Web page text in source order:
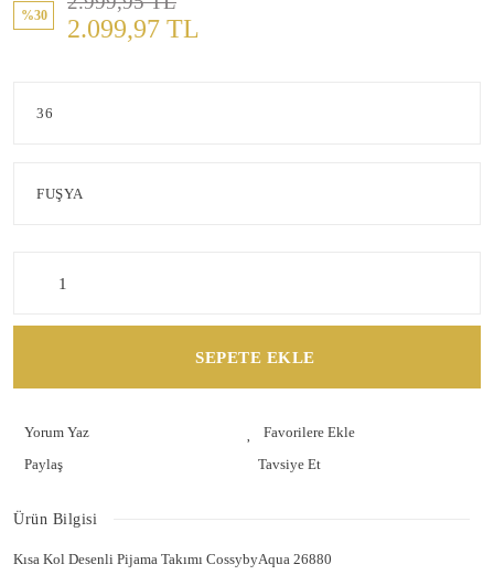
%30 2.099,97 TL
SEPETE EKLE
Yorum Yaz
Paylaş
Tavsiye Et
Ürün Bilgisi
Kısa Kol Desenli Pijama Takımı CossybyAqua 26880